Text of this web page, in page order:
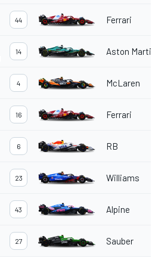
44 Ferrari
14 Aston Martin
4 McLaren
16 Ferrari
6 RB
23 Williams
43 Alpine
27 Sauber